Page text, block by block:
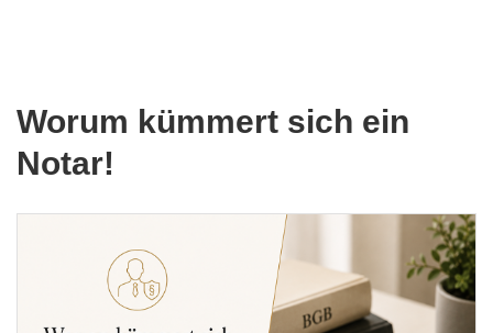
Worum kümmert sich ein
Notar!